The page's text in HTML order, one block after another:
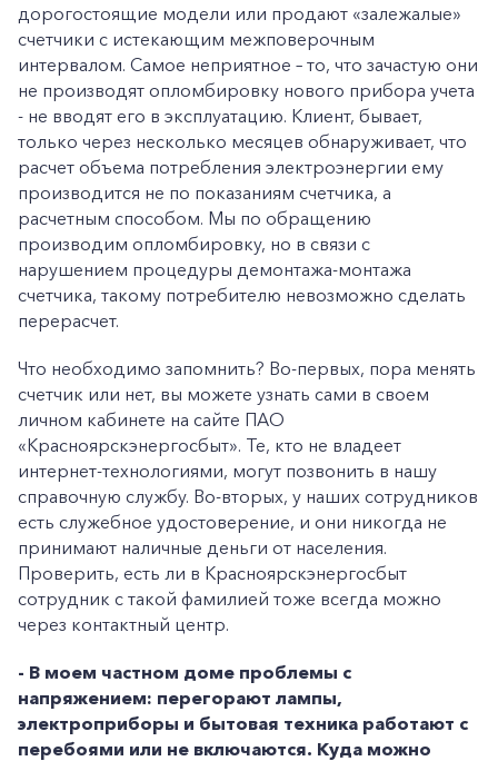
+7-800-700-24-57
Заказать обратный звонок
Частным клиентам
Корпоративным клиентам
дорогостоящие модели или продают «залежалые»
счетчики с истекающим межповерочным
интервалом. Самое неприятное – то, что зачастую они
не производят опломбировку нового прибора учета
- не вводят его в эксплуатацию. Клиент, бывает,
только через несколько месяцев обнаруживает, что
расчет объема потребления электроэнергии ему
производится не по показаниям счетчика, а
расчетным способом. Мы по обращению
производим опломбировку, но в связи с
нарушением процедуры демонтажа-монтажа
счетчика, такому потребителю невозможно сделать
перерасчет.
Что необходимо запомнить? Во-первых, пора менять
счетчик или нет, вы можете узнать сами в своем
личном кабинете на сайте ПАО
«Красноярскэнергосбыт». Те, кто не владеет
интернет-технологиями, могут позвонить в нашу
справочную службу. Во-вторых, у наших сотрудников
есть служебное удостоверение, и они никогда не
принимают наличные деньги от населения.
Проверить, есть ли в Красноярскэнергосбыт
сотрудник с такой фамилией тоже всегда можно
через контактный центр.
- В моем частном доме проблемы с
напряжением: перегорают лампы,
электроприборы и бытовая техника работают с
перебоями или не включаются. Куда можно